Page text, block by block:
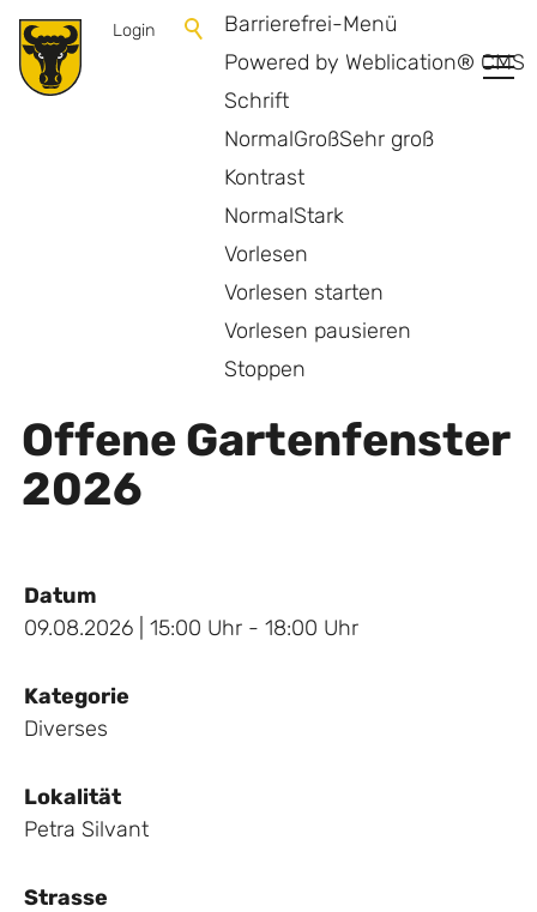
Barrierefrei-Menü
Powered by Weblication® CMS
Schrift
NormalGroßSehr groß
Kontrast
NormalStark
Vorlesen
Vorlesen starten
Vorlesen pausieren
Stoppen
Login
Offene Gartenfenster
2026
Datum
09.08.2026 | 15:00 Uhr - 18:00 Uhr
Kategorie
Diverses
Lokalität
Petra Silvant
Strasse